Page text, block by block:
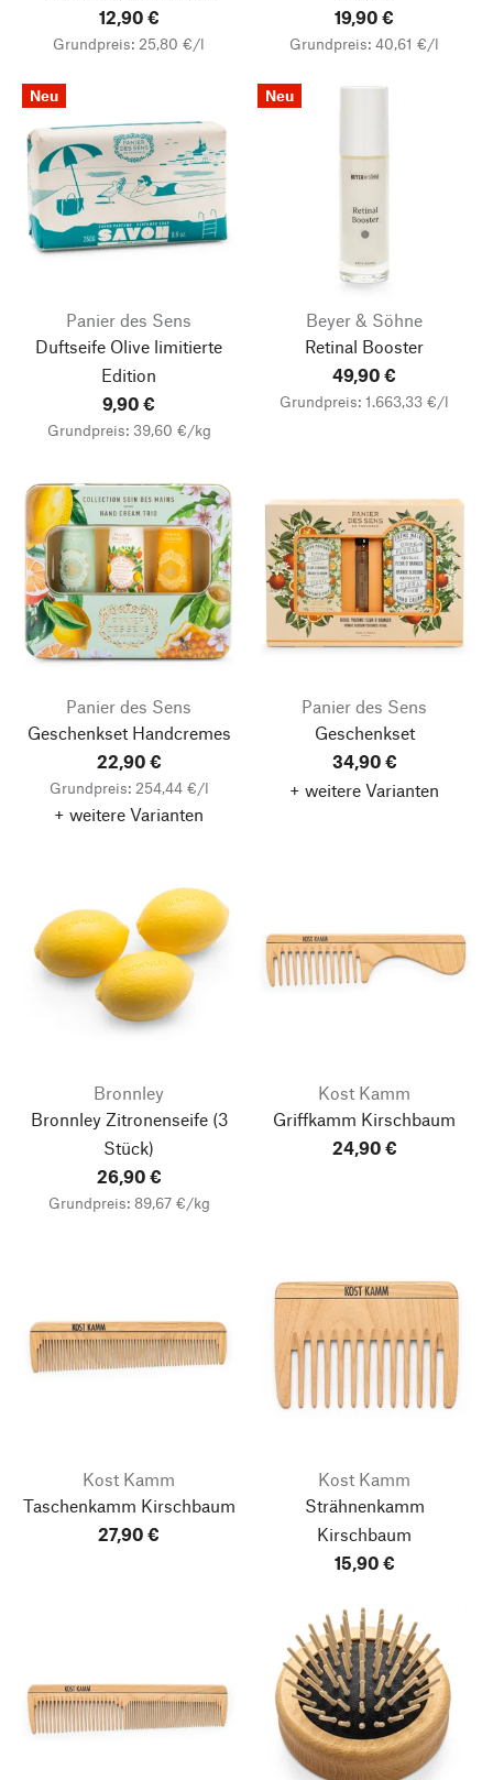
12,90 €
Grundpreis: 25,80 €/l
19,90 €
Grundpreis: 40,61 €/l
Neu
Panier des Sens
Duftseife Olive limitierte
Edition
9,90 €
Grundpreis: 39,60 €/kg
Neu
Beyer & Söhne
Retinal Booster
49,90 €
Grundpreis: 1.663,33 €/l
Panier des Sens
Geschenkset Handcremes
22,90 €
Grundpreis: 254,44 €/l
+ weitere Varianten
Panier des Sens
Geschenkset
34,90 €
+ weitere Varianten
Bronnley
Bronnley Zitronenseife(3
Stück)
26,90 €
Grundpreis: 89,67 €/kg
Kost Kamm
Griffkamm Kirschbaum
24,90 €
Kost Kamm
Taschenkamm Kirschbaum
27,90 €
Kost Kamm
Strähnenkamm
Kirschbaum
15,90 €